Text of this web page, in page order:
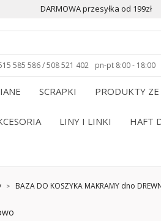
DARMOWA przesyłka od 199zł
585 586 / 508 521 402 pn-pt 8:00 - 18:00
SCRAPKI PRODUKTY ZE
LINY I LINKI HAFT
BAZA DO KOSZYKA MAKRAMY dno